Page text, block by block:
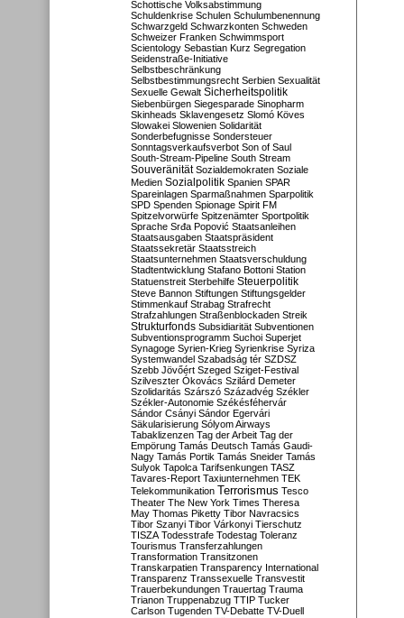
Schottische Volksabstimmung
Schuldenkrise Schulen Schulumbenennung
Schwarzgeld Schwarzkonten Schweden
Schweizer Franken Schwimmsport
Scientology Sebastian Kurz Segregation
Seidenstraße-Initiative
Selbstbeschränkung
Selbstbestimmungsrecht Serbien Sexualität
Sexuelle Gewalt Sicherheitspolitik
Siebenbürgen Siegesparade Sinopharm
Skinheads Sklavengesetz Slomó Köves
Slowakei Slowenien Solidarität
Sonderbefugnisse Sondersteuer
Sonntagsverkaufsverbot Son of Saul
South-Stream-Pipeline South Stream
Souveränität Sozialdemokraten Soziale
Medien Sozialpolitik Spanien SPAR
Spareinlagen Sparmaßnahmen Sparpolitik
SPD Spenden Spionage Spirit FM
Spitzelvorwürfe Spitzenämter Sportpolitik
Sprache Srđa Popović Staatsanleihen
Staatsausgaben Staatspräsident
Staatssekretär Staatsstreich
Staatsunternehmen Staatsverschuldung
Stadtentwicklung Stafano Bottoni Station
Statuenstreit Sterbehilfe Steuerpolitik
Steve Bannon Stiftungen Stiftungsgelder
Stimmenkauf Strabag Strafrecht
Strafzahlungen Straßenblockaden Streik
Strukturfonds Subsidiarität Subventionen
Subventionsprogramm Suchoi Superjet
Synagoge Syrien-Krieg Syrienkrise Syriza
Systemwandel Szabadság tér SZDSZ
Szebb Jövőért Szeged Sziget-Festival
Szilveszter Ókovács Szilárd Demeter
Szolidaritás Szárszó Századvég Székler
Székler-Autonomie Székésféhervár
Sándor Csányi Sándor Egervári
Säkularisierung Sólyom Airways
Tabaklizenzen Tag der Arbeit Tag der
Empörung Tamás Deutsch Tamás Gaudi-
Nagy Tamás Portik Tamás Sneider Tamás
Sulyok Tapolca Tarifsenkungen TASZ
Tavares-Report Taxiunternehmen TEK
Telekommunikation Terrorismus Tesco
Theater The New York Times Theresa
May Thomas Piketty Tibor Navracsics
Tibor Szanyi Tibor Várkonyi Tierschutz
TISZA Todesstrafe Todestag Toleranz
Tourismus Transferzahlungen
Transformation Transitzonen
Transkarpatien Transparency International
Transparenz Transsexuelle Transvestit
Trauerbekundungen Trauertag Trauma
Trianon Truppenabzug TTIP Tucker
Carlson Tugenden TV-Debatte TV-Duell